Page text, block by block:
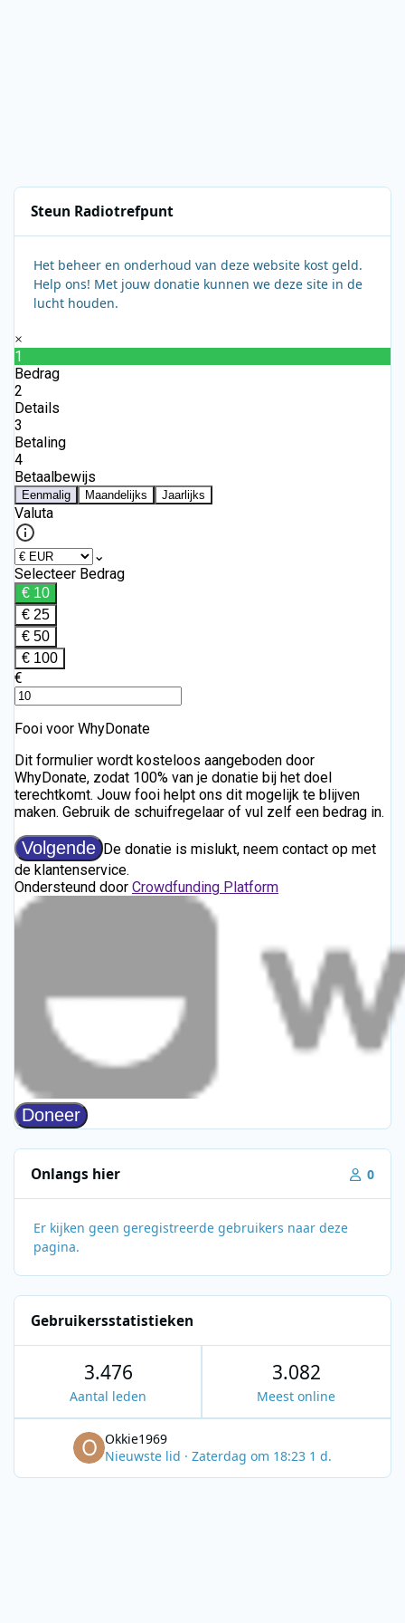
Steun Radiotrefpunt
Het beheer en onderhoud van deze website kost geld.
Help ons! Met jouw donatie kunnen we deze site in de
lucht houden.
Onlangs hier 0
Er kijken geen geregistreerde gebruikers naar deze
pagina.
Gebruikersstatistieken
3.476
Aantal leden
3.082
Meest online
Okkie1969
Nieuwste lid · Zaterdag om 18:23 1 d.